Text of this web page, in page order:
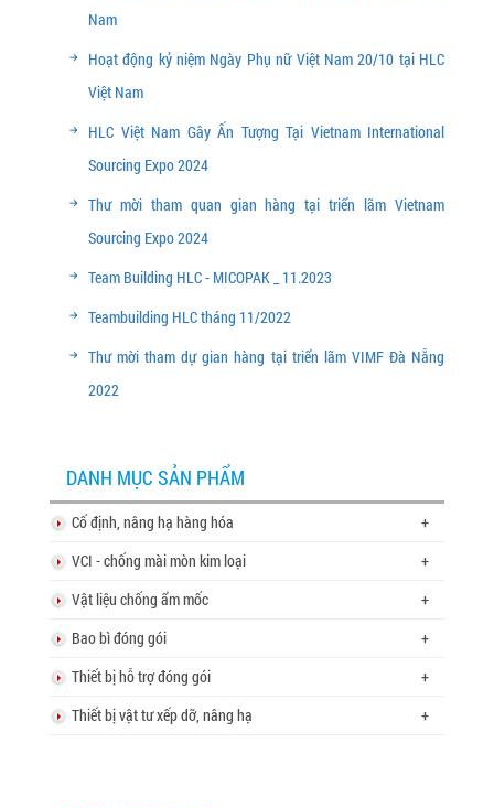
Nam
Hoạt động kỷ niệm Ngày Phụ nữ Việt Nam 20/10 tại HLC
Việt Nam
HLC Việt Nam Gây Ấn Tượng Tại Vietnam International
Sourcing Expo 2024
Thư mời tham quan gian hàng tại triển lãm Vietnam
Sourcing Expo 2024
Team Building HLC - MICOPAK _ 11.2023
Teambuilding HLC tháng 11/2022
Thư mời tham dự gian hàng tại triển lãm VIMF Đà Nẵng
2022
DANH MỤC SẢN PHẨM
Cố định, nâng hạ hàng hóa
+
VCI - chống mài mòn kim loại
+
Vật liệu chống ẩm mốc
+
Bao bì đóng gói
+
Thiết bị hỗ trợ đóng gói
+
Thiết bị vật tư xếp dỡ, nâng hạ
+